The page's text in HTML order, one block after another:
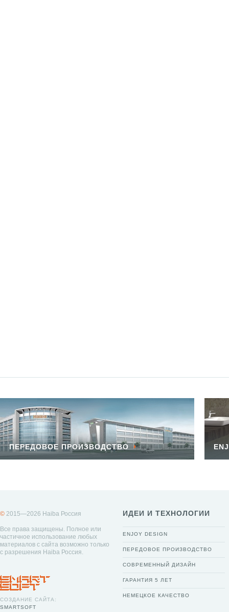
ПЕРЕДОВОЕ ПРОИЗВОДСТВО
© 2015—2026 Haiba Россия
Все права защищены. Полное или
частичное использование любых
материалов с сайта возможно только
с разрешения Haiba Россия.
СОЗДАНИЕ САЙТА:
SMARTSOFT
ИДЕИ И ТЕХНОЛОГИИ
ENJOY DESIGN
ПЕРЕДОВОЕ ПРОИЗВОДСТВО
СОВРЕМЕННЫЙ ДИЗАЙН
ГАРАНТИЯ 5 ЛЕТ
НЕМЕЦКОЕ КАЧЕСТВО